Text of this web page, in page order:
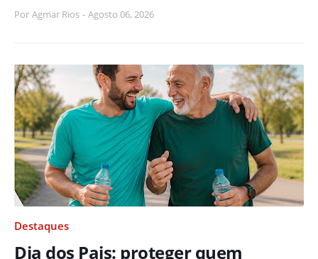
Por Agmar Rios - Agosto 06, 2026
Destaques
Dia dos Pais: proteger quem